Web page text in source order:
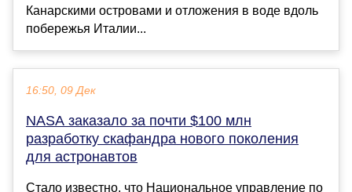
Канарскими островами и отложения в воде вдоль
побережья Италии...
16:50, 09 Дек
NASA заказало за почти $100 млн
разработку скафандра нового поколения
для астронавтов
Стало известно, что Национальное управление по